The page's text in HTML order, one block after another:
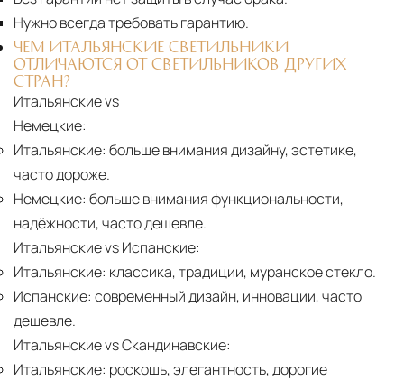
Нужно всегда требовать гарантию.
ЧЕМ ИТАЛЬЯНСКИЕ СВЕТИЛЬНИКИ
ОТЛИЧАЮТСЯ ОТ СВЕТИЛЬНИКОВ ДРУГИХ
СТРАН?
Итальянские vs
Немецкие:
Итальянские: больше внимания дизайну, эстетике,
часто дороже.
Немецкие: больше внимания функциональности,
надёжности, часто дешевле.
Итальянские vs Испанские:
Итальянские: классика, традиции, муранское стекло.
Испанские: современный дизайн, инновации, часто
дешевле.
Итальянские vs Скандинавские:
Итальянские: роскошь, элегантность, дорогие